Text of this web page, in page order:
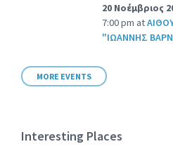
20 Νοέμβριος
7:00 pm at
"ΙΩΑΝΝΗΣ
MORE EVENTS
Interesting Places